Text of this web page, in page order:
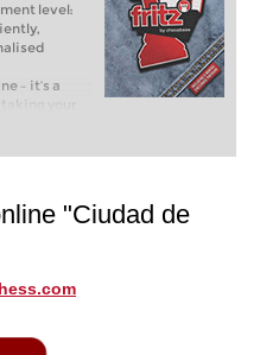
level:
– it’s a
your
or already
you can
with a
"Ciudad de